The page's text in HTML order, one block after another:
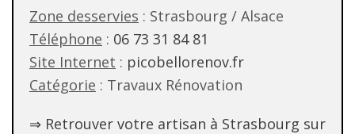
Zone desservies : Strasbourg / Alsace
Téléphone : 06 73 31 84 81
Site Internet : picobellorenov.fr
Catégorie : Travaux Rénovation
⇒ Retrouver votre artisan à Strasbourg sur